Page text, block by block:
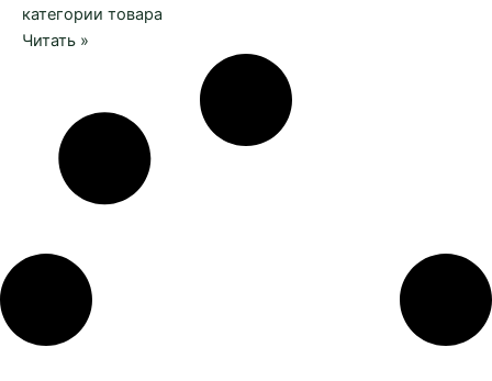
категории товара
Читать »